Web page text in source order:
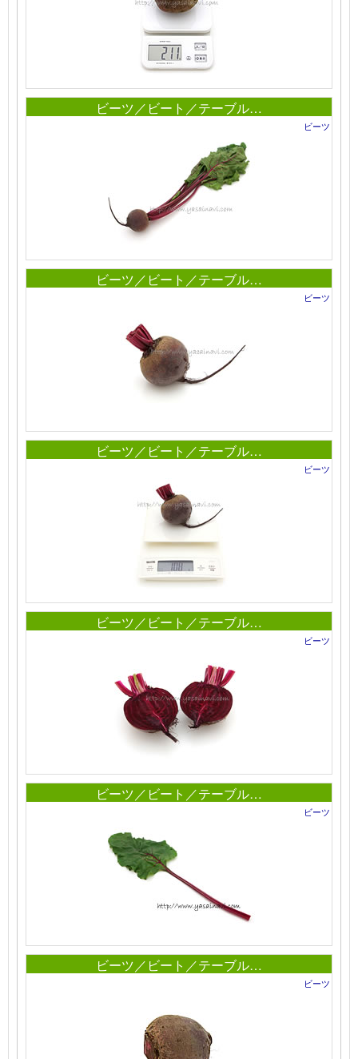
ビーツ／ビート／テーブル…
ビーツ
ビーツ／ビート／テーブル…
ビーツ
ビーツ／ビート／テーブル…
ビーツ
ビーツ／ビート／テーブル…
ビーツ
ビーツ／ビート／テーブル…
ビーツ
ビーツ／ビート／テーブル…
ビーツ